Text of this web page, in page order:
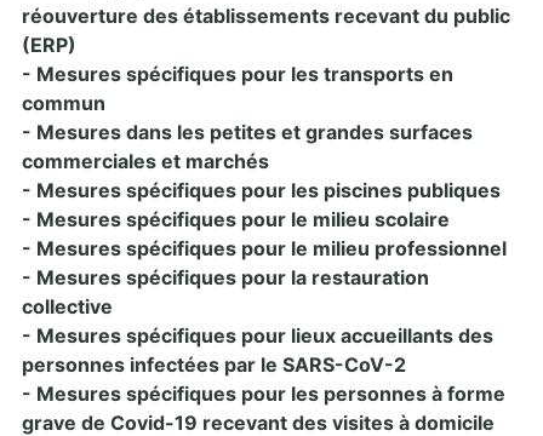
réouverture des établissements recevant du public
(ERP)
- Mesures spécifiques pour les transports en
commun
- Mesures dans les petites et grandes surfaces
commerciales et marchés
- Mesures spécifiques pour les piscines publiques
- Mesures spécifiques pour le milieu scolaire
- Mesures spécifiques pour le milieu professionnel
- Mesures spécifiques pour la restauration
collective
- Mesures spécifiques pour lieux accueillants des
personnes infectées par le SARS-CoV-2
- Mesures spécifiques pour les personnes à forme
grave de Covid-19 recevant des visites à domicile